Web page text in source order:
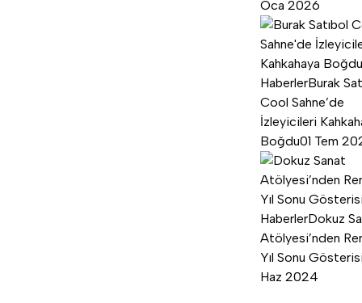
Oca 2026
HaberlerBurak
Cool Sahne’de
İzleyicileri
Boğdu01 Tem
HaberlerDokuz
Atölyesi’nden
Yıl Sonu
Haz 2024